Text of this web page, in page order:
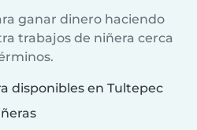
ganar dinero haciendo
trabajos de niñera cerca
disponibles en Tultepec